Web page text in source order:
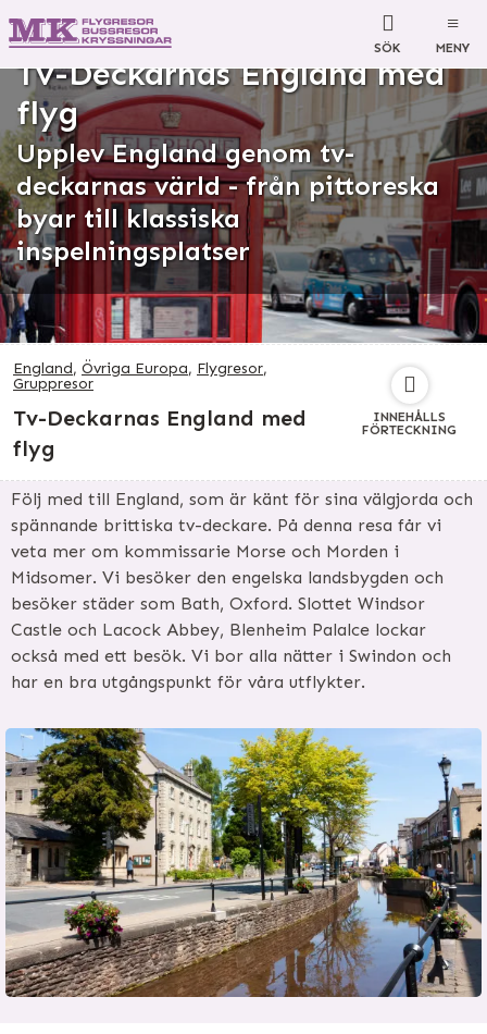
SÖK MENY
Tv-Deckarnas England med
flyg
Upplev England genom tv-
deckarnas värld - från pittoreska
byar till klassiska
inspelningsplatser
England, Övriga Europa, Flygresor,
Gruppresor
Tv-Deckarnas England med
flyg
INNEHÅLLS
FÖRTECKNING
Följ med till England, som är känt för sina välgjorda och
spännande brittiska tv-deckare. På denna resa får vi
veta mer om kommissarie Morse och Morden i
Midsomer. Vi besöker den engelska landsbygden och
besöker städer som Bath, Oxford. Slottet Windsor
Castle och Lacock Abbey, Blenheim Palalce lockar
också med ett besök. Vi bor alla nätter i Swindon och
har en bra utgångspunkt för våra utflykter.